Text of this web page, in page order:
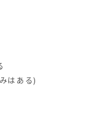
はある)